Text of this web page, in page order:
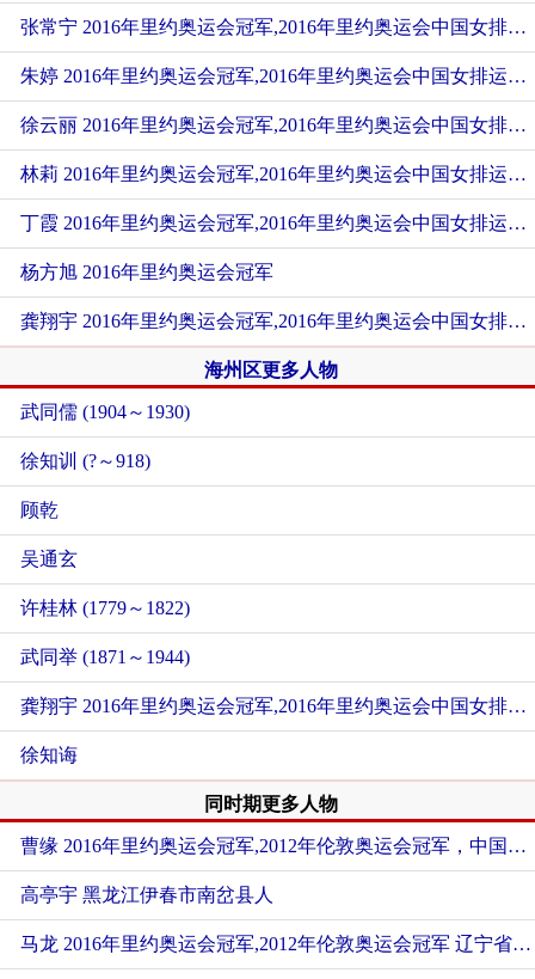
张常宁 2016年里约奥运会冠军,2016年里约奥运会中国女排运动员
朱婷 2016年里约奥运会冠军,2016年里约奥运会中国女排运动员
徐云丽 2016年里约奥运会冠军,2016年里约奥运会中国女排运动员
林莉 2016年里约奥运会冠军,2016年里约奥运会中国女排运动员
丁霞 2016年里约奥运会冠军,2016年里约奥运会中国女排运动员
杨方旭 2016年里约奥运会冠军
龚翔宇 2016年里约奥运会冠军,2016年里约奥运会中国女排运动员
海州区更多人物
武同儒 (1904～1930)
徐知训 (?～918)
顾乾
吴通玄
许桂林 (1779～1822)
武同举 (1871～1944)
龚翔宇 2016年里约奥运会冠军,2016年里约奥运会中国女排运动员
徐知诲
同时期更多人物
曹缘 2016年里约奥运会冠军,2012年伦敦奥运会冠军，中国男子跳水队运动员
高亭宇 黑龙江伊春市南岔县人
马龙 2016年里约奥运会冠军,2012年伦敦奥运会冠军 辽宁省鞍山市千山区人